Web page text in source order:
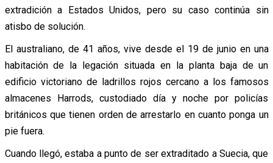
extradición a Estados Unidos, pero su caso continúa sin
atisbo de solución.
El australiano, de 41 años, vive desde el 19 de junio en una
habitación de la legación situada en la planta baja de un
edificio victoriano de ladrillos rojos cercano a los famosos
almacenes Harrods, custodiado día y noche por policías
británicos que tienen orden de arrestarlo en cuanto ponga un
pie fuera.
Cuando llegó, estaba a punto de ser extraditado a Suecia, que